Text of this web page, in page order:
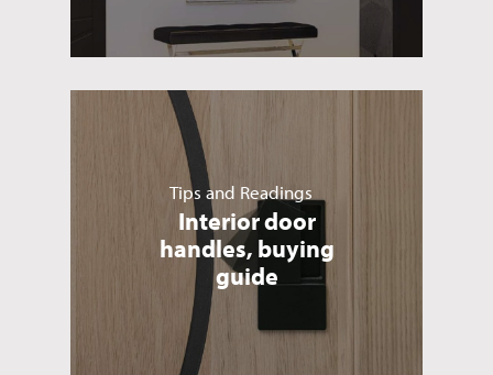
Tips and Readings
Interior door
handles, buying
guide